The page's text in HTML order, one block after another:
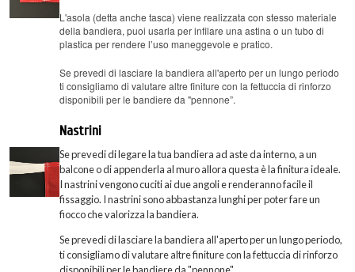
L'asola (detta anche tasca) viene realizzata con stesso materiale
della bandiera, puoi usarla per infilare una astina o un tubo di
plastica per rendere l’uso maneggevole e pratico.
Se prevedi di lasciare la bandiera all'aperto per un lungo periodo
ti consigliamo di valutare altre finiture con la fettuccia di rinforzo
disponibili per le bandiere da "pennone”.
Nastrini
Se prevedi di legare la tua bandiera ad aste da interno, a un
balcone o di appenderla al muro allora questa è la finitura ideale.
I nastrini vengono cuciti ai due angoli e renderanno facile il
fissaggio. I nastrini sono abbastanza lunghi per poter fare un
fiocco che valorizza la bandiera.
Se prevedi di lasciare la bandiera all'aperto per un lungo periodo,
ti consigliamo di valutare altre finiture con la fettuccia di rinforzo